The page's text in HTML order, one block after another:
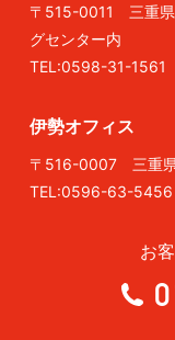
〒515-0011 三重
グセンター内
TEL:0598-31-
伊勢オフィス
〒516-0007 三重
TEL:0596-63-
お